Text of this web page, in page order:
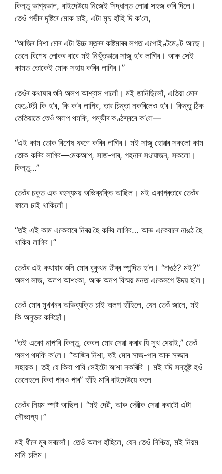
কিন্তু ভাগ্যভাল, বাইদেউয়ে নিজেই সিদ্ধান্ত লোৱা সহজ কৰি দিলে।
তেওঁ গভীৰ দৃষ্টিৰে মোক চাই, এটা মৃদু হাঁহি দি ক’লে,
“আজিৰ নিশা মোৰ এটা উচ্চ স্তৰৰ কাষ্টমাৰৰ লগত এপোইণ্টমেণ্ট আছে।
তেনে বিশেষ লোকৰ বাবে মই নিখুঁতভাৱে সাজু হ’ব লাগিব। আৰু সেই
কামত তোকেই মোক সহায় কৰিব লাগিব।”
তেওঁৰ কথাষাৰ শুনি অলপ আশ্বাস পালোঁ। মই জানিছিলোঁ, এতিয়া মোৰ
ফেণ্টেচী কি হ’ব, কি ক’ব লাগিব, তাৰ চিন্তা নকৰিলেও হ’ব। কিন্তু ঠিক
তেতিয়াতে তেওঁ অলপ থমকি, গম্ভীৰ কণ্ঠস্বৰে ক’লে—
“এই কাম তোক বিশেষ ধৰণে কৰিব লাগিব। মই সাজু হোৱাৰ সকলো কাম
তোক কৰিব লাগিব—মেকআপ, সাজ-পাৰ, গহনাৰ সংযোজন, সকলো।
কিন্তু…”
তেওঁৰ চকুত এক ৰহস্যময় অভিব্যক্তি আছিল। মই একাগ্ৰতাৰে তেওঁৰ
ফালে চাই থাকিলোঁ।
“তই এই কাম একেবাৰে নিৰৱ হৈ কৰিব লাগিব… আৰু একেবাৰে নাঙঠ হৈ
থাকিব লাগিব।”
তেওঁৰ এই কথাষাৰ শুনি মোৰ বুকুখন তীব্ৰ স্পন্দিত হ’ল। “নাঙঠ? মই?”
অলপ লাজ, অলপ আশংকা, আৰু অলপ বিস্ময় মনত একেলগে উদয় হ’ল।
তেওঁ মোৰ মুখখনৰ অভিব্যক্তি চাই অলপ হাঁহিলে, যেন তেওঁ জানে, মই
কি অনুভৱ কৰিছোঁ।
“তই একো নাপাবি কিন্তু, কেবল মোৰ সেৱা কৰাৰ যি সুখ সেয়াই,” তেওঁ
অলপ থমকি ক’লে। “আজিৰ নিশা, তই মোৰ সাজ-পাৰ আৰু সজ্জাৰ
সহায়ক। তই যে কিবা পাবি সেইটো আশা নকৰিবি । মই যদি সন্তুষ্ট হওঁ
তেনেহলে কিবা পাবও পাৰ” হাঁহি মাৰি বাইদেউয়ে কলে
তেওঁৰ নিয়ম স্পষ্ট আছিল। “মই দেৱী, আৰু দেৱীক সেৱা কৰাটো এটা
সৌভাগ্য।”
মই ধীৰে মূৰ লৰালোঁ। তেওঁ অলপ হাঁহিলে, যেন তেওঁ নিশ্চিত, মই নিয়ম
মানি চলিম।